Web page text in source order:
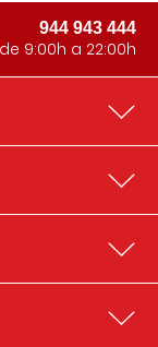
944 943 444
9:00h a 22:00h